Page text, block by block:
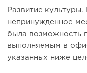
Развитие
непринужденное
была возможность
выполняемым в
указанных ниже